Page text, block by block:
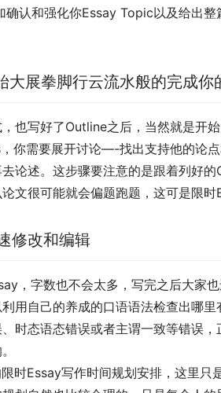
确认和强化你Essay Topic以及给出
展拳脚行云流水般的完成你
也写好了Outline之后，当然就是开
你需要展开讨论—-找出支持他的论
论述。这步骤要注意的是跟着列好
文很可能就会偏题跑题，这可是限时
修改和编辑
，字数也不会太多，写完之后大家
用自己的养成的口语语法检查出哪
时态语态错误或者主谓一致等错误
时Essay写作时间规划安排，这里只